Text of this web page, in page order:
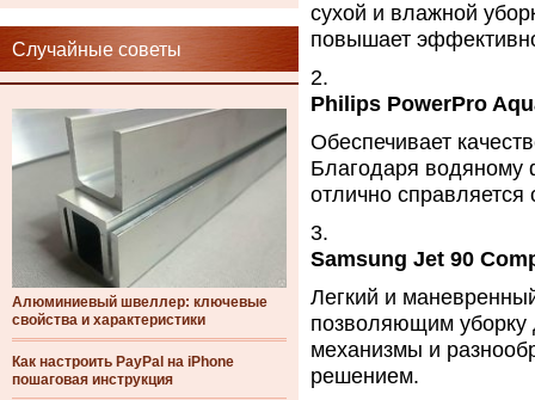
Случайные советы
Алюминиевый швеллер: ключевые
свойства и характеристики
Как настроить PayPal на iPhone
пошаговая инструкция
сухой и влажной
повышает
Philips PowerPro
Обеспечивает
Благодаря водяному
отлично справляется
Samsung Jet 90
Легкий и
позволяющим
механизмы и
решением.